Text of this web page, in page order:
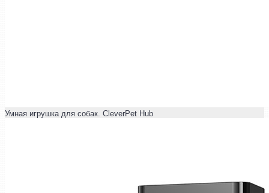
Умная игрушка для собак. CleverPet Hub